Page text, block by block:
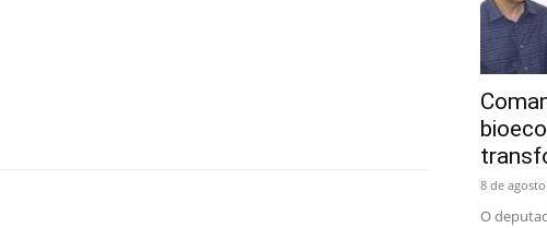
8 de
O